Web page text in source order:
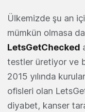
Ülkemizde şu an
mümkün olmasa
LetsGetChecked
testler üretiyor ve
2015 yılında
ofisleri olan
diyabet, kanser